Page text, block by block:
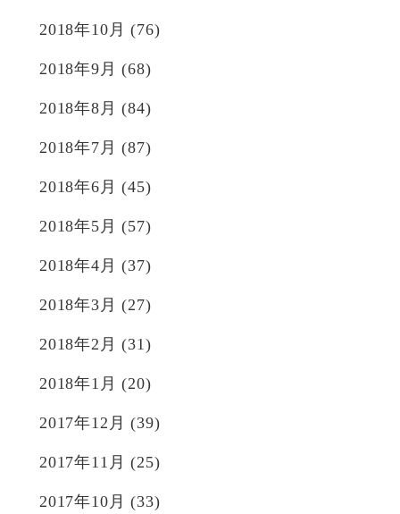
2018年10月 (76)
2018年9月 (68)
2018年8月 (84)
2018年7月 (87)
2018年6月 (45)
2018年5月 (57)
2018年4月 (37)
2018年3月 (27)
2018年2月 (31)
2018年1月 (20)
2017年12月 (39)
2017年11月 (25)
2017年10月 (33)